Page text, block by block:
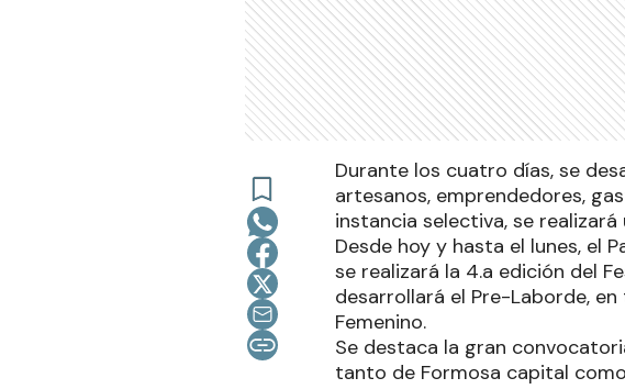
Durante los cuatro días, se
artesanos, emprendedores,
instancia selectiva, se
Desde hoy y hasta el lunes, el
se realizará la 4.a edición del
desarrollará el Pre-Laborde,
Femenino.
Se destaca la gran
tanto de Formosa capital